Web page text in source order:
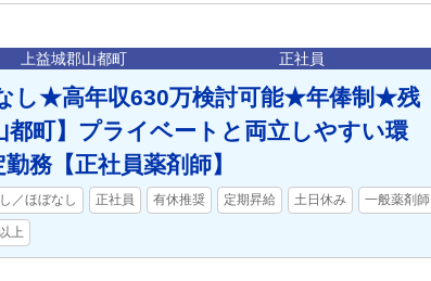
上益城郡山都町 正社員
し★高年収630万検討可能★年俸制★残
都町】プライベートと両立しやすい環
務【正社員薬剤師】
／ほぼなし 正社員 有休推奨 定期昇給 土日休み 一般薬剤師
上